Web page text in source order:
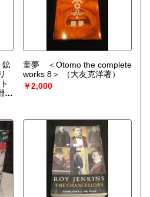
当店ブログ「練馬区の古本屋 古
の「古書クマゴロウについて」記
下部「Webサイトを見る」のボタ
ご本の整理をお考えの際にはど
、古書一般（その他）
鉱
百
童夢 ＜Otomo the complete
works 8＞
（大友克洋著）
￥2,000